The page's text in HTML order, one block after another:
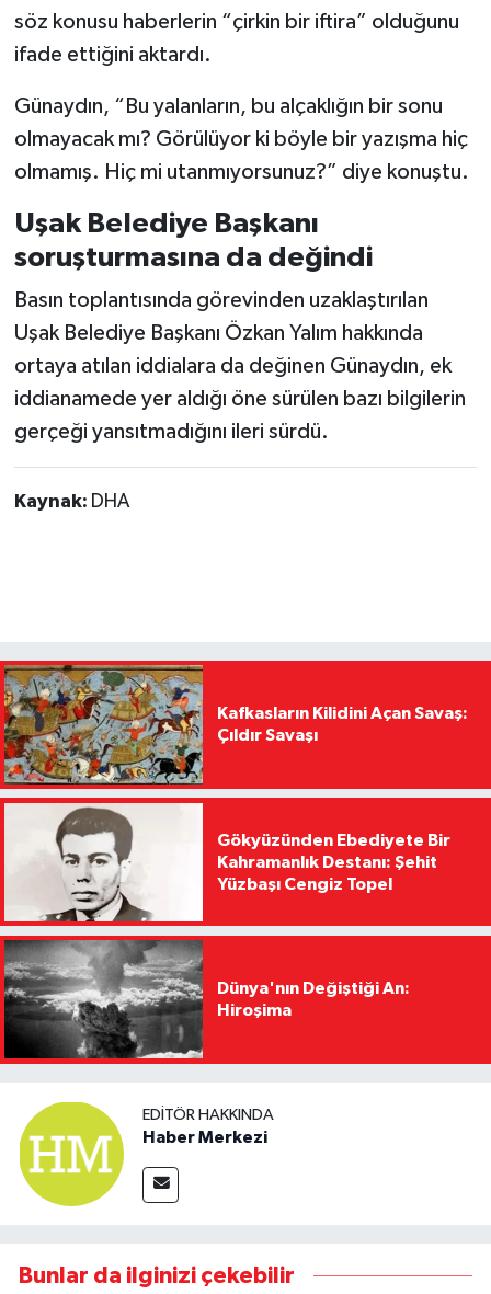
söz konusu haberlerin “çirkin bir iftira” olduğunu
ifade ettiğini aktardı.
Günaydın, “Bu yalanların, bu alçaklığın bir sonu
olmayacak mı? Görülüyor ki böyle bir yazışma hiç
olmamış. Hiç mi utanmıyorsunuz?” diye konuştu.
Uşak Belediye Başkanı
soruşturmasına da değindi
Basın toplantısında görevinden uzaklaştırılan
Uşak Belediye Başkanı Özkan Yalım hakkında
ortaya atılan iddialara da değinen Günaydın, ek
iddianamede yer aldığı öne sürülen bazı bilgilerin
gerçeği yansıtmadığını ileri sürdü.
Kaynak: DHA
Kafkasların Kilidini Açan Savaş:
Çıldır Savaşı
Gökyüzünden Ebediyete Bir
Kahramanlık Destanı: Şehit
Yüzbaşı Cengiz Topel
Dünya'nın Değiştiği An:
Hiroşima
EDITÖR HAKKINDA
Haber Merkezi
Bunlar da ilginizi çekebilir